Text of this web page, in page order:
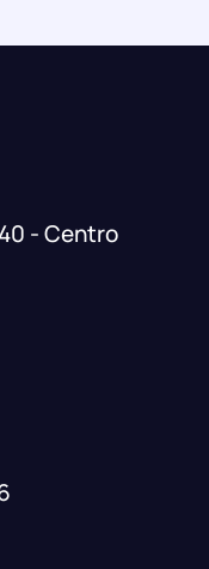
- Centro